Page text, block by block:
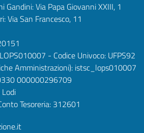
Gandini: Via Papa Giovanni XXIII, 1
Via San Francesco, 11
- Codice Univoco: UFPS92
Amministrazioni): istsc_lops010007
000000296709
Tesoreria: 312601